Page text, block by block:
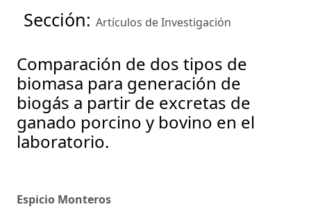
Sección: Artículos de Investigación
Comparación de dos tipos de
biomasa para generación de
biogás a partir de excretas de
ganado porcino y bovino en el
laboratorio.
Espicio Monteros